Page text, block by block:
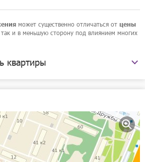
может существенно отличаться от цены
и в меньшую сторону под влиянием многих
квартиры